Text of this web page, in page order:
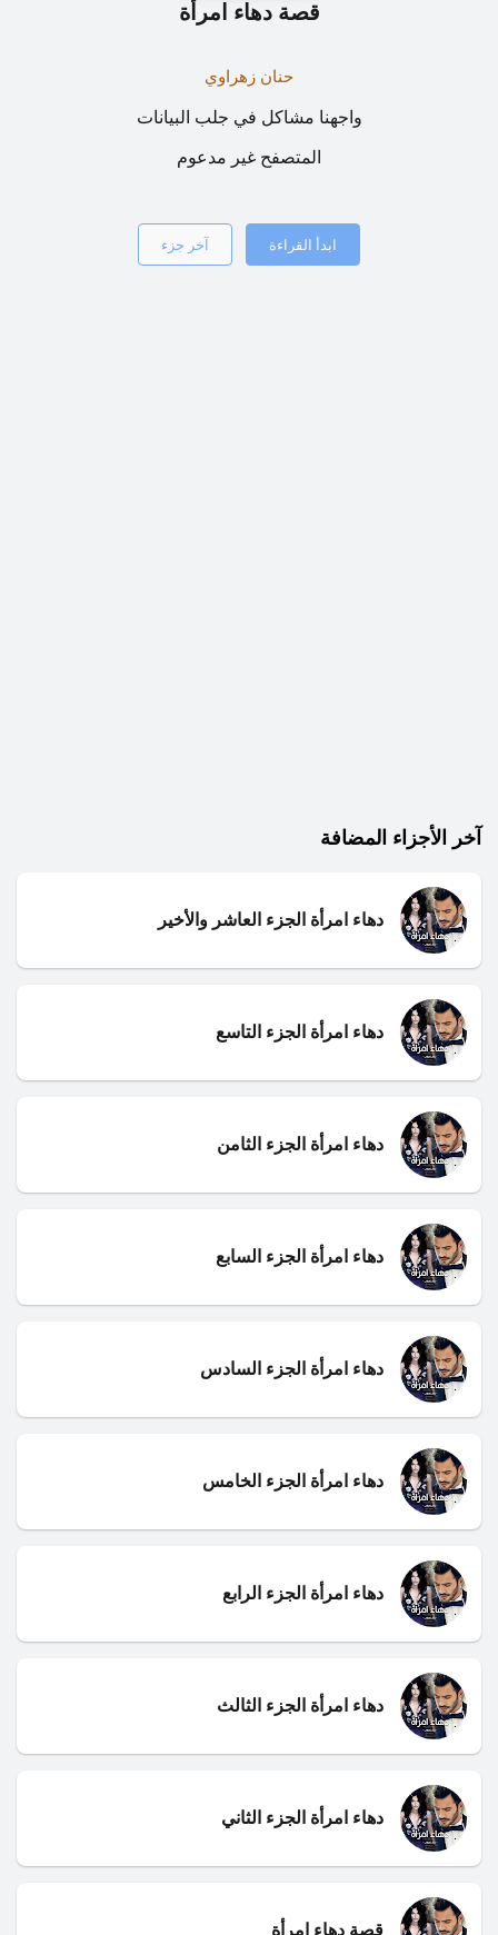
قصة دهاء امرأة
حنان زهراوي
واجهنا مشاكل في جلب البيانات
المتصفح غير مدعوم
ابدأ القراءة آخر جزء
آخر الأجزاء المضافة
دهاء امرأة الجزء العاشر والأخير
دهاء امرأة الجزء التاسع
دهاء امرأة الجزء الثامن
دهاء امرأة الجزء السابع
دهاء امرأة الجزء السادس
دهاء امرأة الجزء الخامس
دهاء امرأة الجزء الرابع
دهاء امرأة الجزء الثالث
دهاء امرأة الجزء الثاني
قصة دهاء امرأة